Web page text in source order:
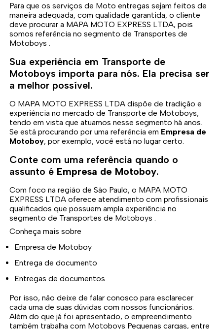
Para que os serviços de Moto entregas sejam feitos de
maneira adequada, com qualidade garantida, o cliente
deve procurar a MAPA MOTO EXPRESS LTDA, pois
somos referência no segmento de Transportes de
Motoboys .
Sua experiência em Transporte de
Motoboys importa para nós. Ela precisa ser
a melhor possível.
O MAPA MOTO EXPRESS LTDA dispõe de tradição e
experiência no mercado de Transporte de Motoboys,
tendo em vista que atuamos nesse segmento há anos.
Se está procurando por uma referência em Empresa de
Motoboy, por exemplo, você está no lugar certo.
Conte com uma referência quando o
assunto é Empresa de Motoboy.
Com foco na região de São Paulo, o MAPA MOTO
EXPRESS LTDA oferece atendimento com profissionais
qualificados que possuem ampla experiência no
segmento de Transportes de Motoboys .
Conheça mais sobre
Empresa de Motoboy
Entrega de documento
Entregas de documentos
Por isso, não deixe de falar conosco para esclarecer
cada uma de suas dúvidas com nossos funcionários.
Além do que já foi apresentado, o empreendimento
também trabalha com Motoboys Pequenas cargas, entre